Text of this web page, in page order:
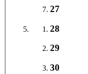
27
28
29
30